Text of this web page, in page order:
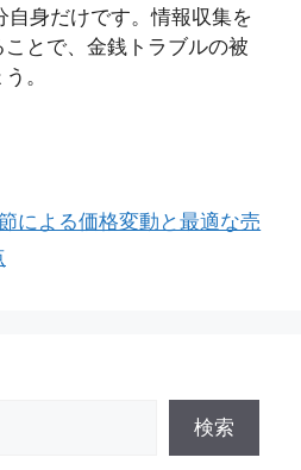
身だけです。情報収集を
とで、金銭トラブルの被
。
による価格変動と最適な売
検索